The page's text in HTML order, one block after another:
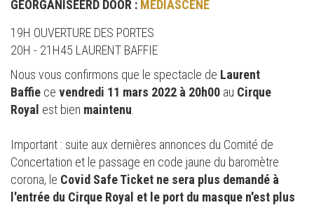
GEORGANISEERD DOOR : MEDIASCENE
19H OUVERTURE DES PORTES
20H - 21H45 LAURENT BAFFIE
Nous vous confirmons que le spectacle de Laurent
Baffie ce vendredi 11 mars 2022 à 20h00 au Cirque
Royal est bien maintenu
Important : suite aux dernières annonces du Comité de
Concertation et le passage en code jaune du baromètre
corona, le Covid Safe Ticket ne sera plus demandé à
l'entrée du Cirque Royal et le port du masque n'est plus